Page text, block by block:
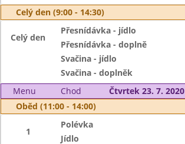
Celý den (9:00 - 14:30)
Celý den
Přesnídávka - jídlo
Přesnídávka - doplně
Svačina - jídlo
Svačina - doplněk
Menu
Chod
Čtvrtek 23. 7. 2020
Oběd (11:00 - 14:00)
1
Polévka
Jídlo